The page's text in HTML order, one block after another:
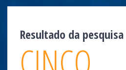
Resultado da pesquisa